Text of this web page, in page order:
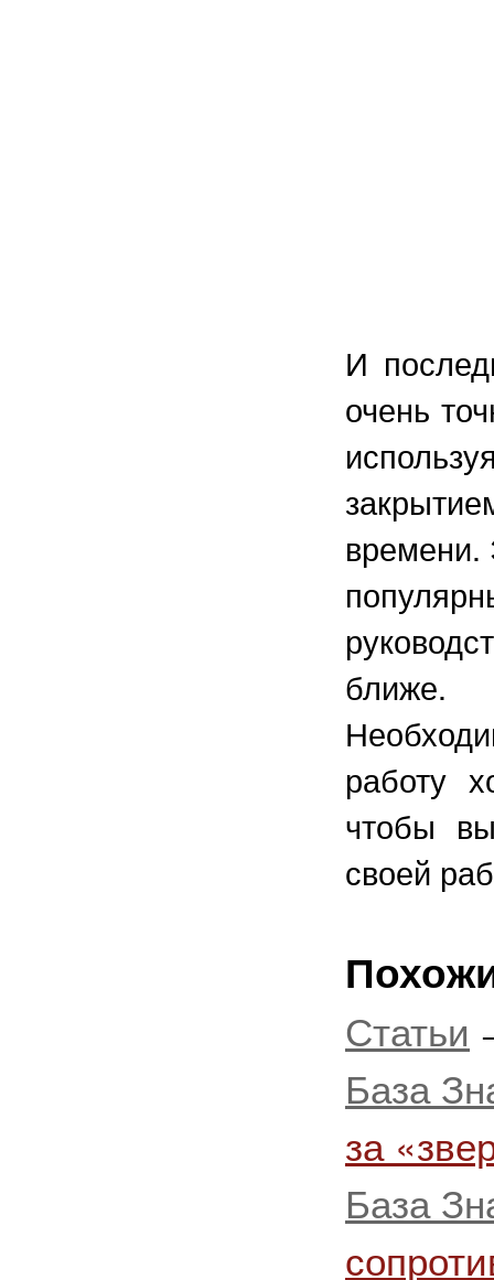
И
очень
ближе.
работу
чтобы
своей
Статьи
База
за
База